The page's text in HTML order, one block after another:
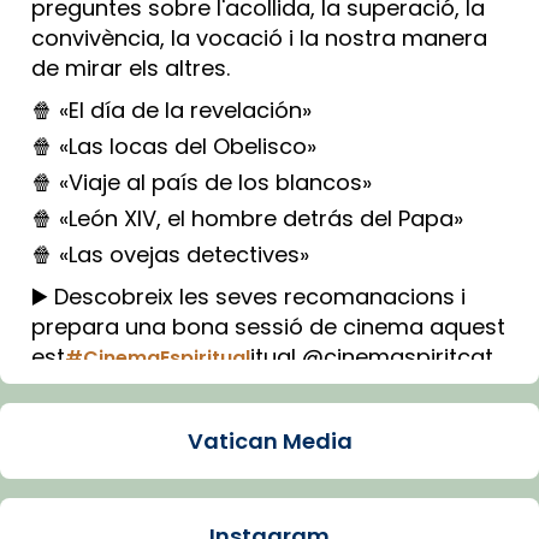
preguntes sobre l'acollida, la superació, la
convivència, la vocació i la nostra manera
de mirar els altres.
🍿 «El día de la revelación»
🍿 «Las locas del Obelisco»
🍿 «Viaje al país de los blancos»
🍿 «León XIV, el hombre detrás del Papa»
🍿 «Las ovejas detectives»
▶️ Descobreix les seves recomanacions i
prepara una bona sessió de cinema aquest
est#CinemaEspiritualitual @cinemaspiritcat
Imatge: Generada amb IA (OpenAI)
Vatican Media